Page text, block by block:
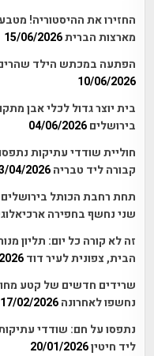
החזירו את ההיסטוריה!
מארצות הברית15/06/2026
הפתעה במכתש הילד שהרים אבן
10/06/2026
בית יוצר גדול לכלי אבן
בירושלים 04/06/2026
חוליית שודדי עתיקות
קבורה ליד טבריה 04/2026
תחת רחבת הכותל
שני נחשף בחפירה
זה לא קורה כל יום: תליון
הבית, צפונית לעיר דוד
שרידים חדשים של קטע
נחשפו לאחרונה 17/02/2026
נתפסו על חם: שודדי
ליד חיטין20/01/2026